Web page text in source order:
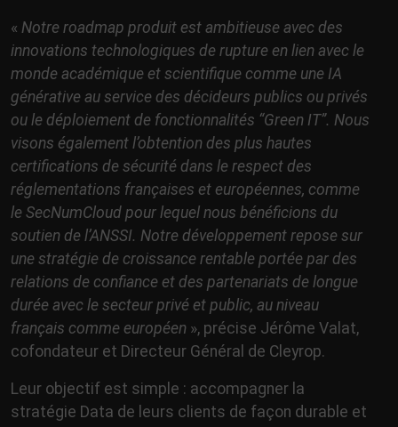
« Notre roadmap produit est ambitieuse avec des
innovations technologiques de rupture en lien avec le
monde académique et scientifique comme une IA
générative au service des décideurs publics ou privés
ou le déploiement de fonctionnalités “Green IT”. Nous
visons également l’obtention des plus hautes
certifications de sécurité dans le respect des
réglementations françaises et européennes, comme
le SecNumCloud pour lequel nous bénéficions du
soutien de l’ANSSI. Notre développement repose sur
une stratégie de croissance rentable portée par des
relations de confiance et des partenariats de longue
durée avec le secteur privé et public, au niveau
français comme européen », précise Jérôme Valat,
cofondateur et Directeur Général de Cleyrop.
Leur objectif est simple : accompagner la
stratégie Data de leurs clients de façon durable et